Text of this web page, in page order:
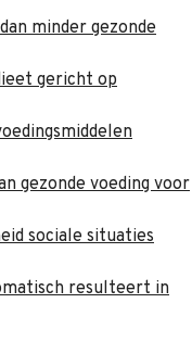
minder gezonde
gericht op
gezonde voeding voor
sociale situaties
resulteert in